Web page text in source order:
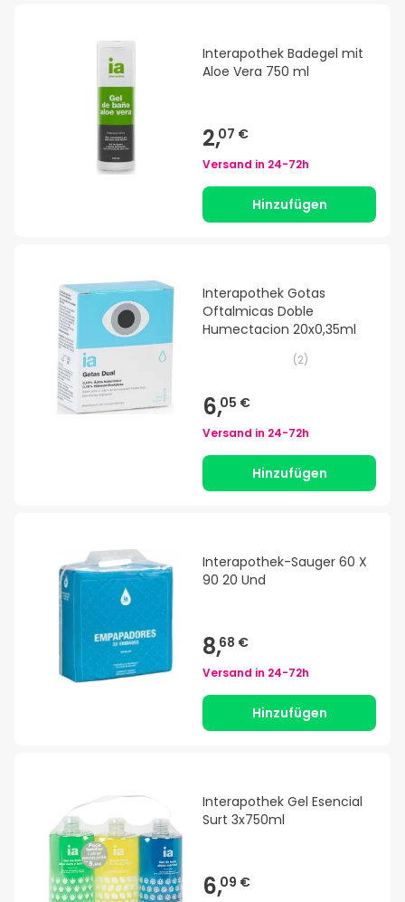
Interapothek Badegel mit
Aloe Vera 750 ml
2,07 €
Versand in 24-72h
Hinzufügen
Interapothek Gotas
Oftalmicas Doble
Humectacion 20x0,35ml
(2)
6,05 €
Versand in 24-72h
Hinzufügen
Interapothek-Sauger 60 X
90 20 Und
8,68 €
Versand in 24-72h
Hinzufügen
Interapothek Gel Esencial
Surt 3x750ml
6,09 €